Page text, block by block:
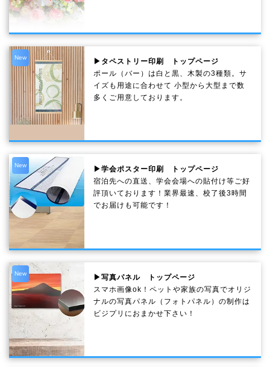
New
▶タペストリー印刷 トップページ
ポール（バー）は白と黒、木製の3種類。サ
イズも用途に合わせて 小型から大型まで数
多くご用意しております。
New
▶学会ポスター印刷 トップページ
宿泊先への直送、学会会場への貼付け等ご好
評頂いております！業界最速、校了後3時間
でお届けも可能です！
New
▶写真パネル トップページ
スマホ画像ok！ペットや家族の写真でオリジ
ナルの写真パネル（フォトパネル）の制作は
ビジプリにおまかせ下さい！